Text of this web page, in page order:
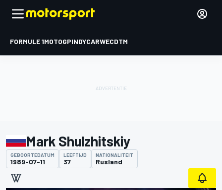
FORMULE 1MOTOGPINDYCARWECDTM
Mark Shulzhitskiy
GEBOORTEDATUM
1989-07-11
LEEFTIJD
37
NATIONALITEIT
Rusland